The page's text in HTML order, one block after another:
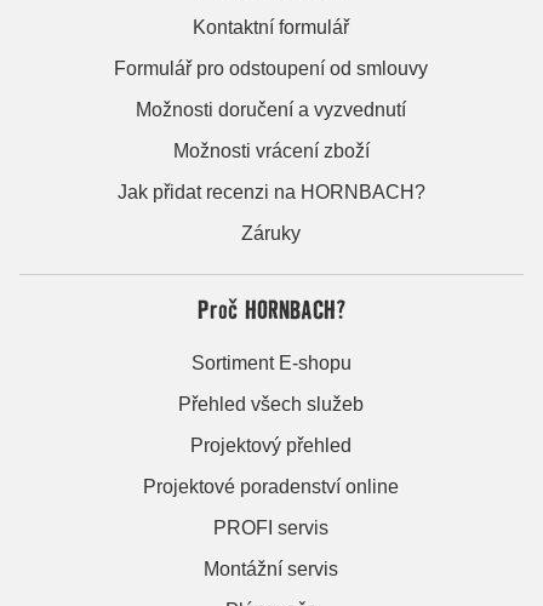
Kontaktní formulář
Formulář pro odstoupení od smlouvy
Možnosti doručení a vyzvednutí
Možnosti vrácení zboží
Jak přidat recenzi na HORNBACH?
Záruky
Proč HORNBACH?
Sortiment E-shopu
Přehled všech služeb
Projektový přehled
Projektové poradenství online
PROFI servis
Montážní servis